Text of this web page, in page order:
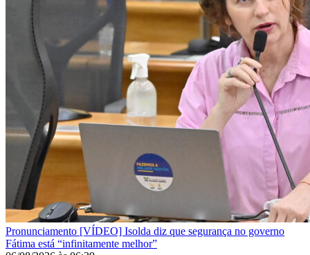
Pronunciamento [VÍDEO] Isolda diz que segurança no governo
Fátima está “infinitamente melhor”